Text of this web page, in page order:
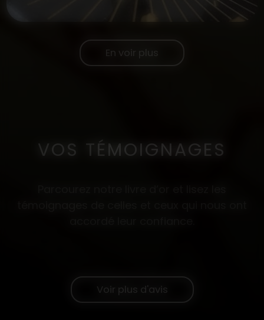
En voir plus
VOS TÉMOIGNAGES
Voir plus d'avis